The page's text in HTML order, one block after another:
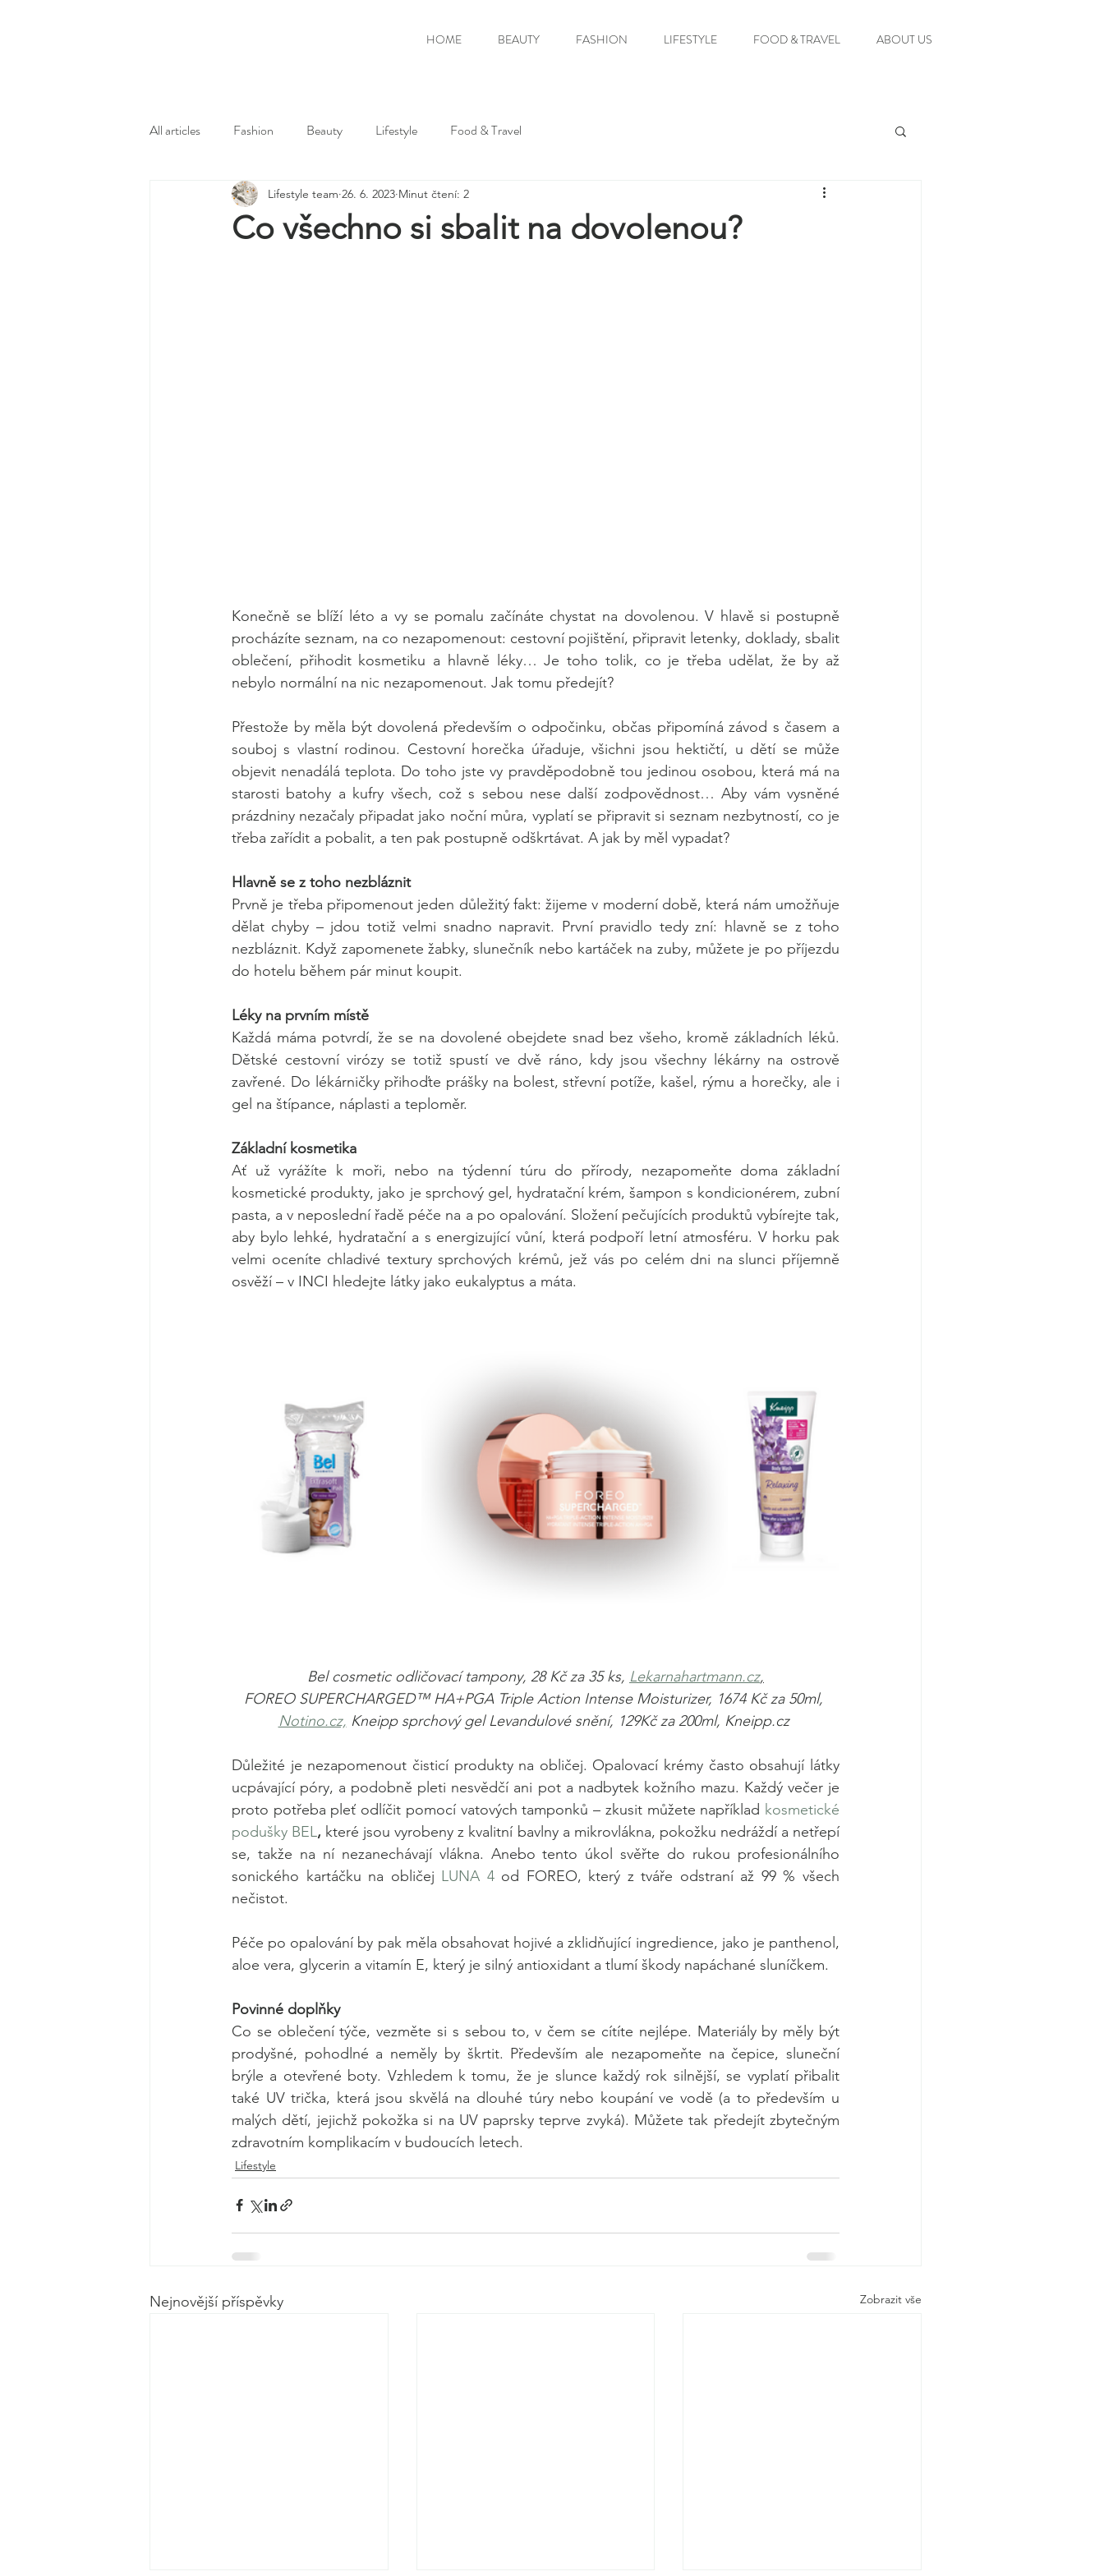
HOME BEAUTY FASHION LIFESTYLE FOOD & TRAVEL ABOUT US
All articles Fashion Beauty Lifestyle Food & Travel
Co všechno si sbalit na dovolenou?
Lifestyle team 26. 6. 2023 Minut čtení: 2
Konečně se blíží léto a vy se pomalu začínáte chystat na dovolenou. V hlavě si postupně
procházíte seznam, na co nezapomenout: cestovní pojištění, připravit letenky, doklady, sbalit
oblečení, přihodit kosmetiku a hlavně léky… Je toho tolik, co je třeba udělat, že by až
nebylo normální na nic nezapomenout. Jak tomu předejít?
Přestože by měla být dovolená především o odpočinku, občas připomíná závod s časem a
souboj s vlastní rodinou. Cestovní horečka úřaduje, všichni jsou hektičtí, u dětí se může
objevit nenadálá teplota. Do toho jste vy pravděpodobně tou jedinou osobou, která má na
starosti batohy a kufry všech, což s sebou nese další zodpovědnost… Aby vám vysněné
prázdniny nezačaly připadat jako noční můra, vyplatí se připravit si seznam nezbytností, co je
třeba zařídit a pobalit, a ten pak postupně odškrtávat. A jak by měl vypadat?
Hlavně se z toho nezbláznit
Prvně je třeba připomenout jeden důležitý fakt: žijeme v moderní době, která nám umožňuje
dělat chyby – jdou totiž velmi snadno napravit. První pravidlo tedy zní: hlavně se z toho
nezbláznit. Když zapomenete žabky, slunečník nebo kartáček na zuby, můžete je po příjezdu
do hotelu během pár minut koupit.
Léky na prvním místě
Každá máma potvrdí, že se na dovolené obejdete snad bez všeho, kromě základních léků.
Dětské cestovní virózy se totiž spustí ve dvě ráno, kdy jsou všechny lékárny na ostrově
zavřené. Do lékárničky přihoďte prášky na bolest, střevní potíže, kašel, rýmu a horečky, ale i
gel na štípance, náplasti a teploměr.
Základní kosmetika
Ať už vyrážíte k moři, nebo na týdenní túru do přírody, nezapomeňte doma základní
kosmetické produkty, jako je sprchový gel, hydratační krém, šampon s kondicionérem, zubní
pasta, a v neposlední řadě péče na a po opalování. Složení pečujících produktů vybírejte tak,
aby bylo lehké, hydratační a s energizující vůní, která podpoří letní atmosféru. V horku pak
velmi oceníte chladivé textury sprchových krémů, jež vás po celém dni na slunci příjemně
osvěží – v INCI hledejte látky jako eukalyptus a máta.
Bel cosmetic odličovací tampony, 28 Kč za 35 ks, Lekarnahartmann.cz,
FOREO SUPERCHARGED™ HA+PGA Triple Action Intense Moisturizer, 1674 Kč za 50ml,
Notino.cz, Kneipp sprchový gel Levandulové snění, 129Kč za 200ml, Kneipp.cz
Důležité je nezapomenout čisticí produkty na obličej. Opalovací krémy často obsahují látky
ucpávající póry, a podobně pleti nesvědčí ani pot a nadbytek kožního mazu. Každý večer je
proto potřeba pleť odlíčit pomocí vatových tamponků – zkusit můžete například kosmetické
podušky BEL, které jsou vyrobeny z kvalitní bavlny a mikrovlákna, pokožku nedráždí a netřepí
se, takže na ní nezanechávají vlákna. Anebo tento úkol svěřte do rukou profesionálního
sonického kartáčku na obličej LUNA 4 od FOREO, který z tváře odstraní až 99 % všech
nečistot.
Péče po opalování by pak měla obsahovat hojivé a zklidňující ingredience, jako je panthenol,
aloe vera, glycerin a vitamín E, který je silný antioxidant a tlumí škody napáchané sluníčkem.
Povinné doplňky
Co se oblečení týče, vezměte si s sebou to, v čem se cítíte nejlépe. Materiály by měly být
prodyšné, pohodlné a neměly by škrtit. Především ale nezapomeňte na čepice, sluneční
brýle a otevřené boty. Vzhledem k tomu, že je slunce každý rok silnější, se vyplatí přibalit
také UV trička, která jsou skvělá na dlouhé túry nebo koupání ve vodě (a to především u
malých dětí, jejichž pokožka si na UV paprsky teprve zvyká). Můžete tak předejít zbytečným
zdravotním komplikacím v budoucích letech.
Lifestyle
Nejnovější příspěvky Zobrazit vše